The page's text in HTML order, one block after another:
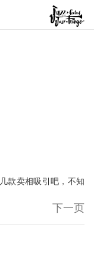
款卖相吸引吧，不知
下一页